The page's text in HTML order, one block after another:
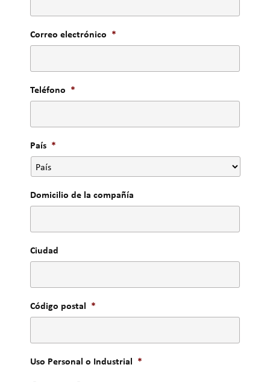
Correo electrónico *
Teléfono *
País *
Domicilio de la compañía
Ciudad
Código postal *
Uso Personal o Industrial *